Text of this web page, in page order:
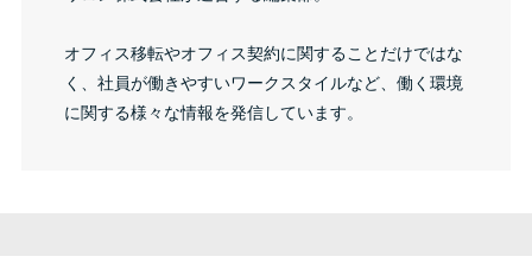
オフィス移転やオフィス契約に関することだけではな
く、社員が働きやすいワークスタイルなど、働く環境
に関する様々な情報を発信しています。